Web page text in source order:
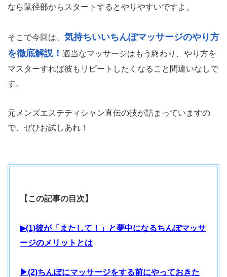
なら鼠径部からスタートするとやりやすいですよ。
そこで今回は、 気持ちいいちんぽマッサージのやり方
を徹底解説！ 適当なマッサージはもう終わり、やり方を
マスターすれば彼もリピートしたくなること間違いなしで
す。
元メンズエステティシャン直伝の技が詰まっていますの
で、ぜひお試しあれ！
【この記事の目次】
▶(1)彼が「またして！」と夢中になるちんぽマッサ
ージのメリットとは
▶(2)ちんぽにマッサージをする前にやっておきた